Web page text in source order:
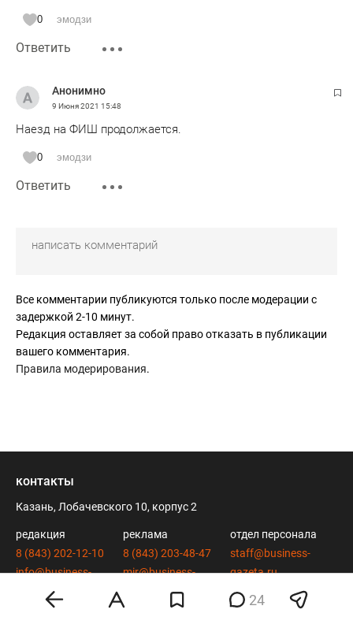
0 эмодзи
Ответить
Анонимно
9 Июня 2021 15:48
Наезд на ФИШ продолжается.
0 эмодзи
Ответить
Все комментарии публикуются только после модерации с
задержкой 2-10 минут.
Редакция оставляет за собой право отказать в публикации
вашего комментария.
Правила модерирования.
24
контакты
Казань, Лобачевского 10, корпус 2
редакция
8 (843) 202-12-10
info@business-
gazeta.ru
реклама
8 (843) 203-48-47
mir@business-
отдел персонала
staff@business-
gazeta.ru